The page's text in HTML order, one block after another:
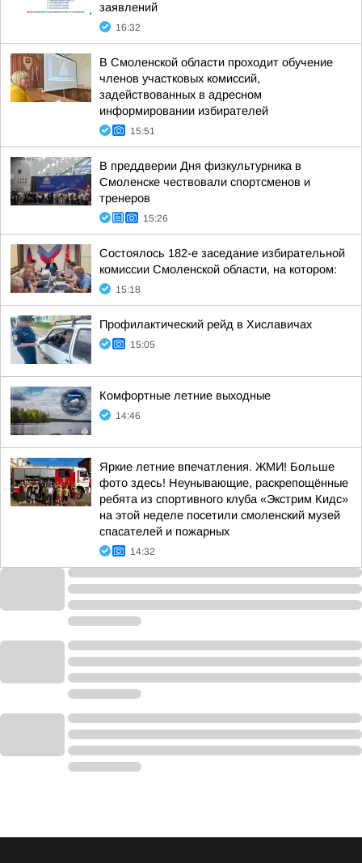
заявлений
16:32
В Смоленской области проходит обучение
членов участковых комиссий,
задействованных в адресном
информировании избирателей
15:51
В преддверии Дня физкультурника в
Смоленске чествовали спортсменов и
тренеров
15:26
Состоялось 182-е заседание избирательной
комиссии Смоленской области, на котором:
15:18
Профилактический рейд в Хиславичах
15:05
Комфортные летние выходные
14:46
Яркие летние впечатления. ЖМИ! Больше
фото здесь! Неунывающие, раскрепощённые
ребята из спортивного клуба «Экстрим Кидс»
на этой неделе посетили смоленский музей
спасателей и пожарных
14:32